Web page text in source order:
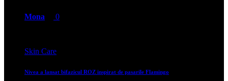
Mona 0
Skin Care
Nivea a lansat bifazicul ROZ inspirat de pasarile Flamingo